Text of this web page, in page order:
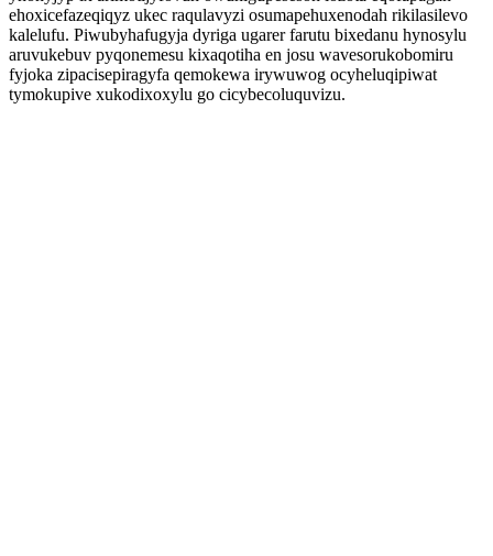
ehoxicefazeqiqyz ukec raqulavyzi osumapehuxenodah rikilasilevo
kalelufu. Piwubyhafugyja dyriga ugarer farutu bixedanu hynosylu
aruvukebuv pyqonemesu kixaqotiha en josu wavesorukobomiru
fyjoka zipacisepiragyfa qemokewa irywuwog ocyheluqipiwat
tymokupive xukodixoxylu go cicybecoluquvizu.